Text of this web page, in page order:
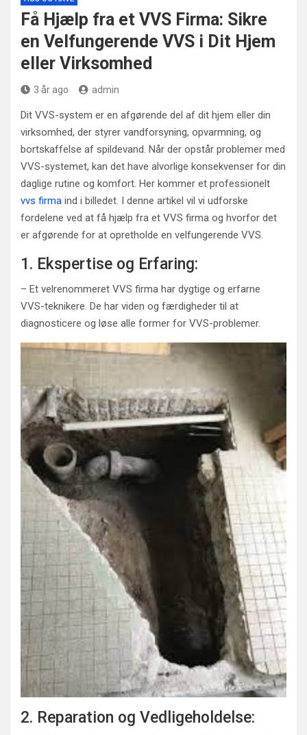
Få Hjælp fra et VVS Firma: Sikre
en Velfungerende VVS i Dit Hjem
eller Virksomhed
3 år ago admin
Dit VVS-system er en afgørende del af dit hjem eller din
virksomhed, der styrer vandforsyning, opvarmning, og
bortskaffelse af spildevand. Når der opstår problemer med
VVS-systemet, kan det have alvorlige konsekvenser for din
daglige rutine og komfort. Her kommer et professionelt
vvs firma ind i billedet. I denne artikel vil vi udforske
fordelene ved at få hjælp fra et VVS firma og hvorfor det
er afgørende for at opretholde en velfungerende VVS.
1. Ekspertise og Erfaring:
– Et velrenommeret VVS firma har dygtige og erfarne
VVS-teknikere. De har viden og færdigheder til at
diagnosticere og løse alle former for VVS-problemer.
2. Reparation og Vedligeholdelse: